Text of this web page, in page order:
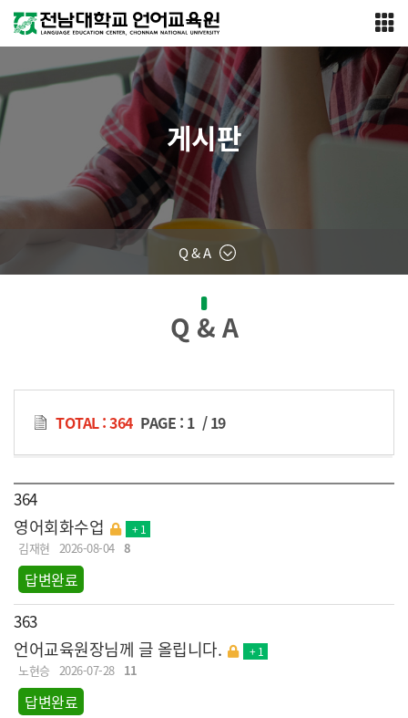
Q & A
게시판
Q & A
TOTAL : 364 PAGE : 1 /19
364
영어회화수업 + 1
김재현 2026-08-04 8
답변완료
363
언어교육원장님께 글 올립니다. + 1
노현승 2026-07-28 11
답변완료